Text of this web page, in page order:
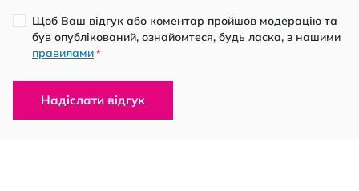
Щоб Ваш відгук або коментар пройшов модерацію та
був опублікований, ознайомтеся, будь ласка, з нашими
правилами *
Надіслати відгук